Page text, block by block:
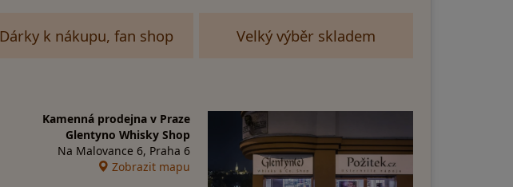
Dárky k nákupu, fan shop Velký výběr skladem
Kamenná prodejna v Praze
Glentyno Whisky Shop
Na Malovance 6, Praha 6
Zobrazit mapu